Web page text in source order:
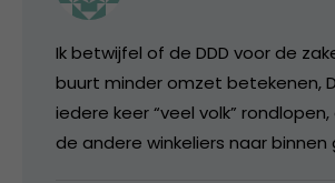
Ik betwijfel of de DDD voor de
buurt minder omzet betekenen,
iedere keer “veel volk”
de andere winkeliers naar binnen